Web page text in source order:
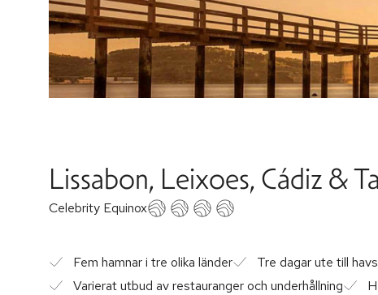
Lissabon, Leixoes, Cádiz &
Celebrity Equinox
Fem hamnar i tre olika länder Tre dagar ute till havs
Varierat utbud av restauranger och underhållning